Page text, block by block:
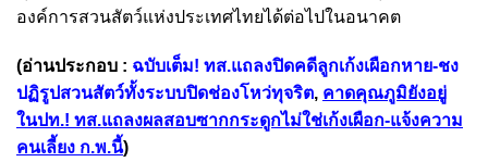
องค์การสวนสัตว์แห่งประเทศไทยได้ต่อไปในอนาคต
(อ่านประกอบ : ฉบับเต็ม! ทส.แถลงปิดคดีลูกเก้งเผือกหาย-ชง
ปฏิรูปสวนสัตว์ทั้งระบบปิดช่องโหว่ทุจริต, คาดคุณภูมิยังอยู่
ในปท.! ทส.แถลงผลสอบซากกระดูกไม่ใช่เก้งเผือก-แจ้งความ
คนเลี้ยง ก.พ.นี้)